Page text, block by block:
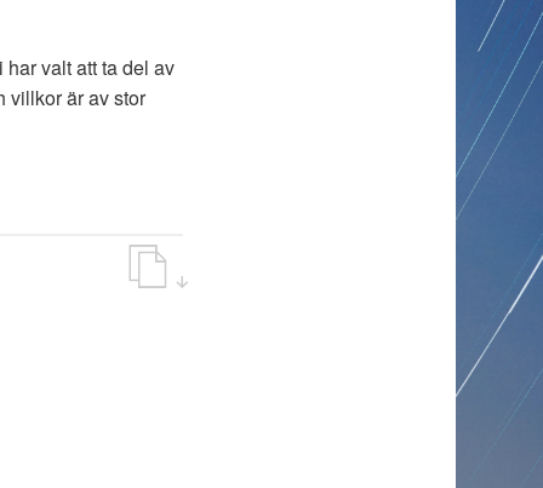
valt att ta del av
villkor är av stor